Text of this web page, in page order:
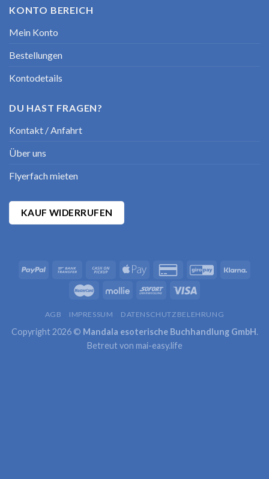
KONTO BEREICH
Mein Konto
Bestellungen
Kontodetails
DU HAST FRAGEN?
Kontakt / Anfahrt
Über uns
Flyerfach mieten
KAUF WIDERRUFEN
AGB IMPRESSUM DATENSCHUTZBELEHRUNG
Copyright 2026 © Mandala esoterische Buchhandlung GmbH.
Betreut von mai-easy.life